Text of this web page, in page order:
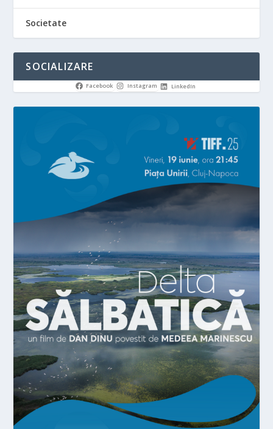
Societate
SOCIALIZARE
Facebook Instagram LinkedIn